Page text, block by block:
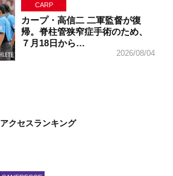
CARP
カープ・高信二 二軍監督が復
帰。脊柱管狭窄症手術のため、
７月18日から…
2026/08/04
アクセスランキング